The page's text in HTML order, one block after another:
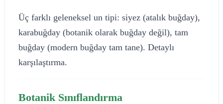
Üç farklı geleneksel un tipi: siyez (atalık buğday),
karabuğday (botanik olarak buğday değil), tam
buğday (modern buğday tam tane). Detaylı
karşılaştırma.
Botanik Sınıflandırma